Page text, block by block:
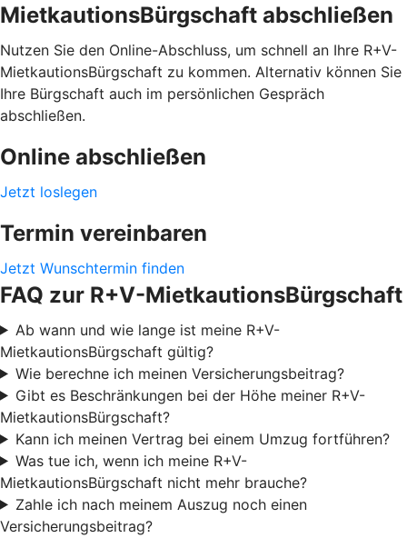
MietkautionsBürgschaft abschließen
Nutzen Sie den Online-Abschluss, um schnell an Ihre R+V-
MietkautionsBürgschaft zu kommen. Alternativ können Sie
Ihre Bürgschaft auch im persönlichen Gespräch
abschließen.
Online abschließen
Jetzt loslegen
Termin vereinbaren
Jetzt Wunschtermin finden
FAQ zur R+V-MietkautionsBürgschaft
Ab wann und wie lange ist meine R+V-
MietkautionsBürgschaft gültig?
Wie berechne ich meinen Versicherungsbeitrag?
Gibt es Beschränkungen bei der Höhe meiner R+V-
MietkautionsBürgschaft?
Kann ich meinen Vertrag bei einem Umzug fortführen?
Was tue ich, wenn ich meine R+V-
MietkautionsBürgschaft nicht mehr brauche?
Zahle ich nach meinem Auszug noch einen
Versicherungsbeitrag?